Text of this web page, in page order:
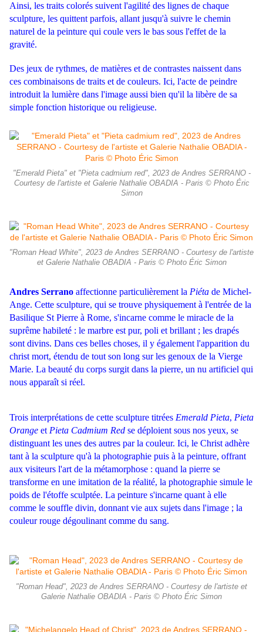
Ainsi, les traits colorés suivent l'agilité des lignes de chaque
sculpture, les quittent parfois, allant jusqu'à suivre le chemin
naturel de la peinture qui coule vers le bas sous l'effet de la
gravité.
Des jeux de rythmes, de matières et de contrastes naissent dans
ces combinaisons de traits et de couleurs. Ici, l'acte de peindre
introduit la lumière dans l'image aussi bien qu'il la libère de sa
simple fonction historique ou religieuse.
"Emerald Pieta" et "Pieta cadmium red", 2023 de Andres SERRANO -
Courtesy de l'artiste et Galerie Nathalie OBADIA - Paris © Photo Éric
Simon
"Roman Head White", 2023 de Andres SERRANO - Courtesy de l'artiste
et Galerie Nathalie OBADIA - Paris © Photo Éric Simon
Andres Serrano affectionne particulièrement la Piéta de Michel-
Ange. Cette sculpture, qui se trouve physiquement à l'entrée de la
Basilique St Pierre à Rome, s'incarne comme le miracle de la
suprême habileté : le marbre est pur, poli et brillant ; les drapés
sont divins. Dans ces belles choses, il y également l'apparition du
christ mort, étendu de tout son long sur les genoux de la Vierge
Marie. La beauté du corps surgit dans la pierre, un nu artificiel qui
nous apparaît si réel.
Trois interprétations de cette sculpture titrées Emerald Pieta, Pieta
Orange et Pieta Cadmium Red se déploient sous nos yeux, se
distinguant les unes des autres par la couleur. Ici, le Christ adhère
tant à la sculpture qu'à la photographie puis à la peinture, offrant
aux visiteurs l'art de la métamorphose : quand la pierre se
transforme en une imitation de la réalité, la photographie simule le
poids de l'étoffe sculptée. La peinture s'incarne quant à elle
comme le souffle divin, donnant vie aux sujets dans l'image ; la
couleur rouge dégoulinant comme du sang.
"Roman Head", 2023 de Andres SERRANO - Courtesy de l'artiste et
Galerie Nathalie OBADIA - Paris © Photo Éric Simon